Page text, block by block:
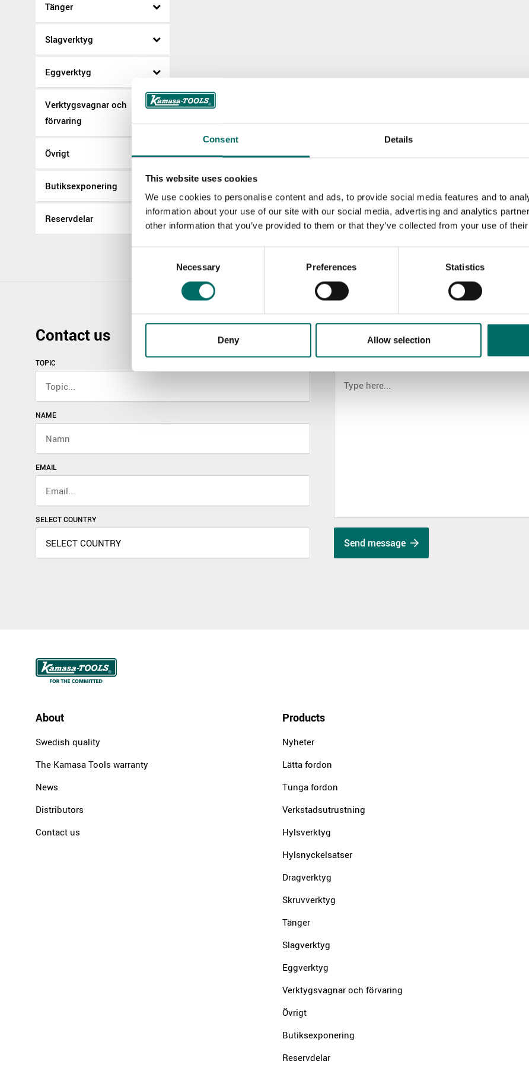
Consent Details
This website uses cookies
We use cookies to personalise content and ads, to provide social media features and to
information about your use of our site with our social media, advertising and analytics
other information that you’ve provided to them or that they’ve collected from your use of
Necessary Preferences Statistics
Deny Allow selection
Tänger
Slagverktyg
Eggverktyg
Verktygsvagnar och
förvaring
Övrigt
Butiksexponering
Reservdelar
Contact us
TOPIC
NAME
EMAIL
SELECT COUNTRY
Send message
About
Swedish quality
The Kamasa Tools warranty
News
Distributors
Contact us
Products
Nyheter
Lätta fordon
Tunga fordon
Verkstadsutrustning
Hylsverktyg
Hylsnyckelsatser
Dragverktyg
Skruvverktyg
Tänger
Slagverktyg
Eggverktyg
Verktygsvagnar och förvaring
Övrigt
Butiksexponering
Reservdelar